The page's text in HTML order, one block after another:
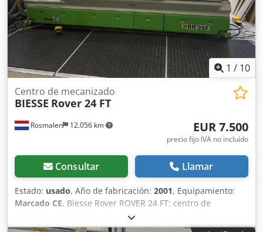
1 / 10
Rosmalen 12.056 km
Centro de mecanizado
BIESSE Rover 24 FT
EUR 7.500
precio fijo IVA no incluído
Consultar Llamar
Estado: usado, Año de fabricación: 2001, Equipamiento:
Marcado CE, Biesse Rover ROVER 24 FT: centro de
mecanizado CNC Descripción La superficie de trabajo
consta de una mesa de rejilla compuesta por dos mesas